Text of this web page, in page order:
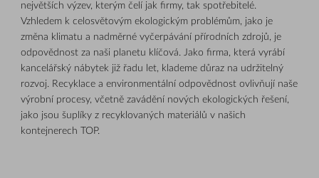
největších výzev, kterým čelí jak firmy, tak spotřebitelé.
Vzhledem k celosvětovým ekologickým problémům, jako je
změna klimatu a nadměrné vyčerpávání přírodních zdrojů, je
odpovědnost za naši planetu klíčová. Jako firma, která vyrábí
kancelářský nábytek již řadu let, klademe důraz na udržitelný
rozvoj. Recyklace a environmentální odpovědnost ovlivňují naše
výrobní procesy, včetně zavádění nových ekologických řešení,
jako jsou šuplíky z recyklovaných materiálů v našich
kontejnerech TOP.